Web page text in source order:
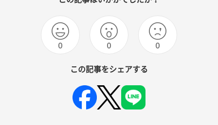
0 0 0
この記事をシェアする